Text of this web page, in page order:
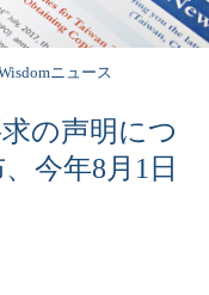
ニュース
の声明につ
今年8月1日